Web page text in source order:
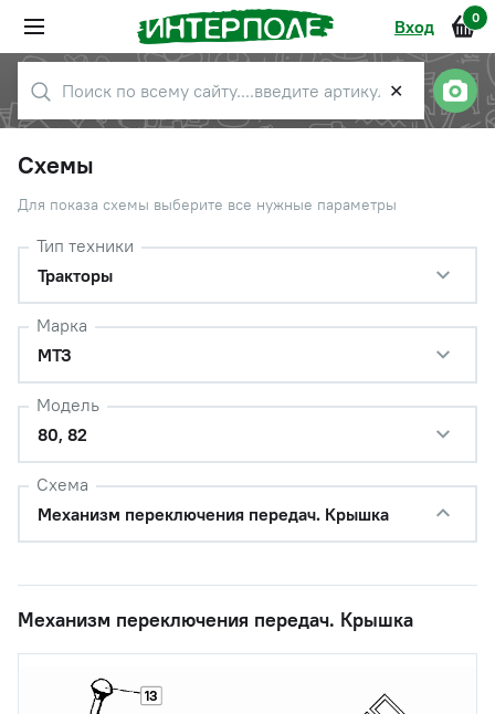
Вход 0
✕
Схемы
Для показа схемы выберите все нужные параметры
Тип техники
Тракторы
Марка
МТЗ
Модель
80, 82
Схема
Механизм переключения передач. Крышка
Механизм переключения передач. Крышка
13